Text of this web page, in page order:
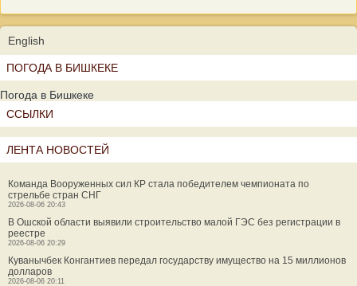
English
ПОГОДА В БИШКЕКЕ
Погода в Бишкеке
ССЫЛКИ
ЛЕНТА НОВОСТЕЙ
Команда Вооруженных сил КР стала победителем чемпионата по
стрельбе стран СНГ
2026-08-06 20:43
В Ошской области выявили строительство малой ГЭС без регистрации в
реестре
2026-08-06 20:29
Куванычбек Конгантиев передал государству имущество на 15 миллионов
долларов
2026-08-06 20:11